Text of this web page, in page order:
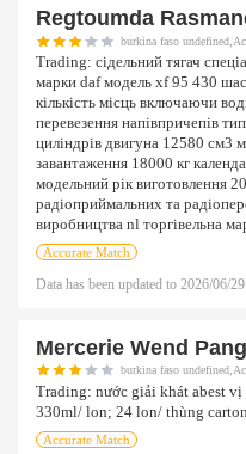
Regtoumda
burkina faso
Trading: сідельний тягач
марки daf модель xf 95 430
кількість місць включаючи
перевезення напівпричепів
циліндрів двигуна 12580 см3
завантаження 18000 кг
модельний рік виготовлення
радіоприймальних та
виробництва nl торгівельна
Accurate Match
Data has been updated to 2026/06/29
Mercerie Wend
burkina faso
Trading: nước giải khát abest
330ml/ lon; 24 lon/ thùng
Accurate Match